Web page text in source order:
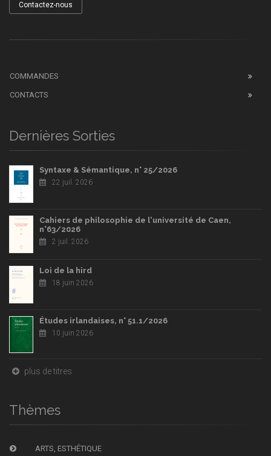
Contactez-nous
COMMANDES
CONTACTS
Dernières Sorties
Syntaxe & Sémantique, n° 25/2026
22 juil. 2026
Cahiers de philosophie de l'université de Caen,
n°63/2026
2 juil. 2026
Loi de la hird
18 juin 2026
Études irlandaises, n° 51.1/2026
10 juin 2026
plus de titres
Thèmes
ARTS, ESTHÉTIQUE